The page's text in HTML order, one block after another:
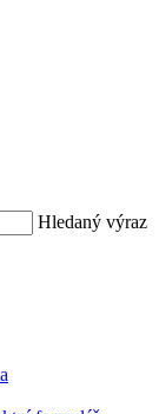
Hledaný výraz